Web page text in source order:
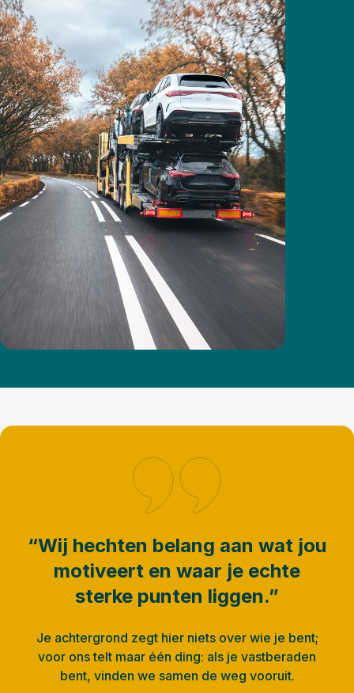
“Wij hechten belang aan wat jou
motiveert en waar je echte
sterke punten liggen.”
Je achtergrond zegt hier niets over wie je bent;
voor ons telt maar één ding: als je vastberaden
bent, vinden we samen de weg vooruit.